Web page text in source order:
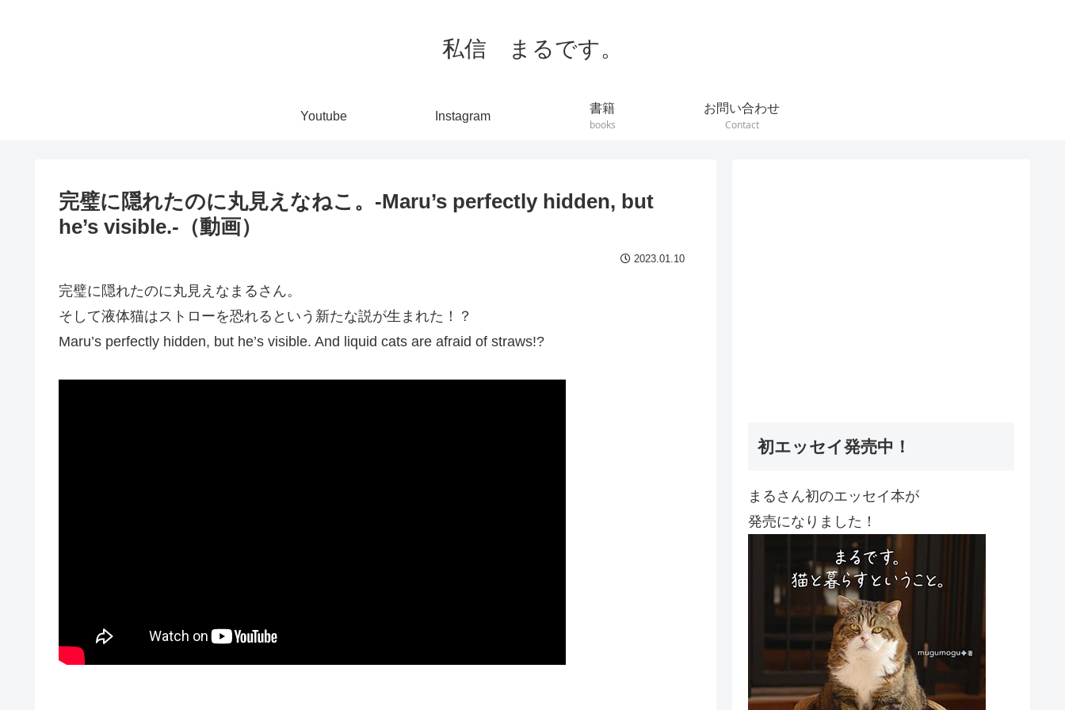
私信 まるです。
Youtube Instagram
書籍
books
お問い合わせ
Contact
完璧に隠れたのに丸見えなねこ。-Maru’s perfectly hidden, but
he’s visible.-（動画）
2023.01.10
完璧に隠れたのに丸見えなまるさん。
そして液体猫はストローを恐れるという新たな説が生まれた！？
Maru’s perfectly hidden, but he’s visible. And liquid cats are afraid of straws!?
初エッセイ発売中！
まるさん初のエッセイ本が
発売になりました！